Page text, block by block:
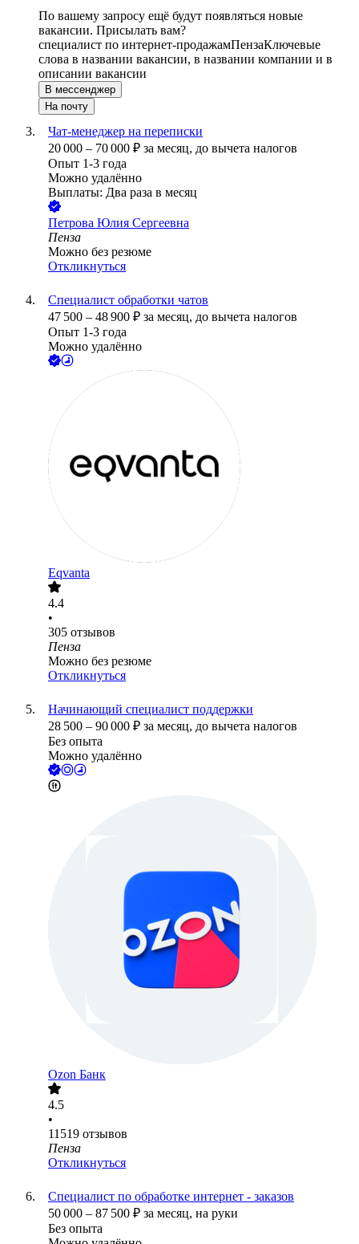
По вашему запросу ещё будут появляться новые
вакансии. Присылать вам?
специалист по интернет-продажамПензаКлючевые
слова в названии вакансии, в названии компании и в
описании вакансии
В мессенджер
На почту
Чат-менеджер на переписки
20 000 – 70 000 ₽ за месяц, до вычета налогов
Опыт 1-3 года
Можно удалённо
Выплаты: Два раза в месяц
Петрова Юлия Сергеевна
Пенза
Можно без резюме
Откликнуться
Специалист обработки чатов
47 500 – 48 900 ₽ за месяц, до вычета налогов
Опыт 1-3 года
Можно удалённо
Eqvanta
4.4
•
305 отзывов
Пенза
Можно без резюме
Откликнуться
Начинающий специалист поддержки
28 500 – 90 000 ₽ за месяц, до вычета налогов
Без опыта
Можно удалённо
Ozon Банк
4.5
•
11519 отзывов
Пенза
Откликнуться
Специалист по обработке интернет - заказов
50 000 – 87 500 ₽ за месяц, на руки
Без опыта